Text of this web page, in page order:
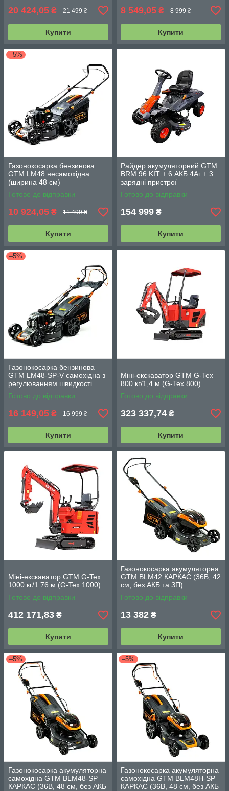
20 424,05 ₴ 21 499 ₴
Купити
8 549,05 ₴ 8 999 ₴
Купити
–5%
Газонокосарка бензинова
GTM LM48 несамохідна
(ширина 48 см)
Готово до відправки
10 924,05 ₴ 11 499 ₴
Купити
Райдер акумуляторний GTM
BRM 96 KIT + 6 АКБ 4Аг + 3
зарядні пристрої
Готово до відправки
154 999 ₴
Купити
–5%
Газонокосарка бензинова
GTM LM48-SP-V самохідна з
регулюванням швидкості
(варіатор)
Готово до відправки
16 149,05 ₴ 16 999 ₴
Купити
Міні-екскаватор GTM G-Tex
800 кг/1,4 м (G-Tex 800)
Готово до відправки
323 337,74 ₴
Купити
Міні-екскаватор GTM G-Tex
1000 кг/1.76 м (G-Tex 1000)
Готово до відправки
412 171,83 ₴
Купити
Газонокосарка акумуляторна
GTM BLM42 КАРКАС (36В, 42
см, без АКБ та ЗП)
Готово до відправки
13 382 ₴
Купити
–5%
Газонокосарка акумуляторна
самохідна GTM BLM48-SP
КАРКАС (36В, 48 см, без АКБ
–5%
Газонокосарка акумуляторна
самохідна GTM BLM48H-SP
КАРКАС (36В, 48 см, без АКБ